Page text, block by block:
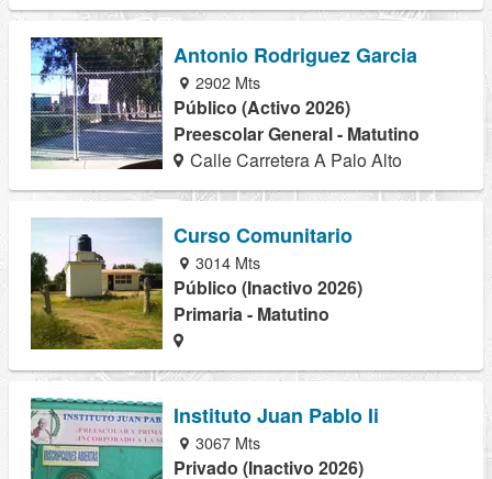
Antonio Rodriguez Garcia
2902 Mts
Público (Activo 2026)
Preescolar General - Matutino
Calle Carretera A Palo Alto
Curso Comunitario
3014 Mts
Público (Inactivo 2026)
Primaria - Matutino
Instituto Juan Pablo Ii
3067 Mts
Privado (Inactivo 2026)